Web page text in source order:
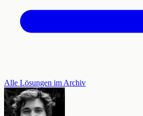
Alle Lösungen im Archiv